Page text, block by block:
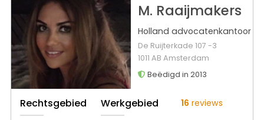
M. Raaijmakers
Holland advocatenkantoor
De Ruijterkade 107 -3
1011 AB Amsterdam
Beëdigd in 2013
Rechtsgebied Werkgebied 16 reviews